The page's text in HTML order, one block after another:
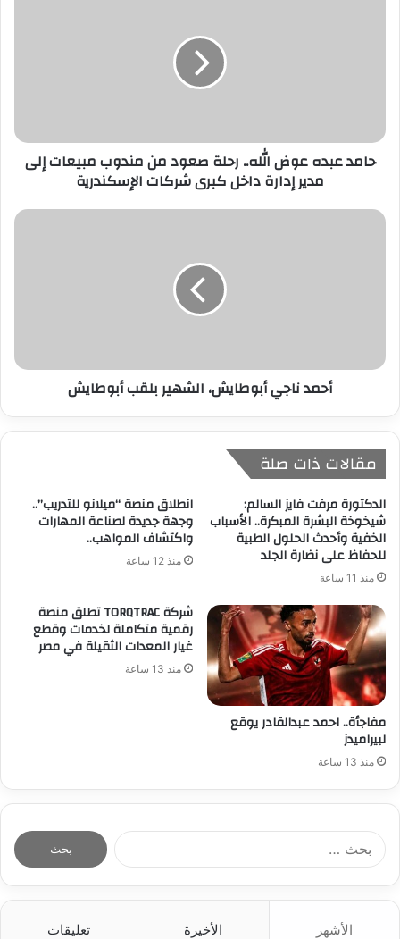
ر
حامد عبده عوض الله.. رحلة صعود من مندوب مبيعات إلى
مدير إدارة داخل كبرى شركات الإسكندرية
أحمد ناجي أبوطايش، الشهير بلقب أبوطايش
مقالات ذات صلة
الدكتورة مرفت فايز السالم:
شيخوخة البشرة المبكرة.. الأسباب
الخفية وأحدث الحلول الطبية
للحفاظ على نضارة الجلد
منذ 11 ساعة
انطلاق منصة “ميلانو للتدريب”..
وجهة جديدة لصناعة المهارات
واكتشاف المواهب..
منذ 12 ساعة
مفاجأة.. احمد عبدالقادر يوقع
لبيراميدز
منذ 13 ساعة
شركة TORQTRAC تطلق منصة
رقمية متكاملة لخدمات وقطع
غيار المعدات الثقيلة في مصر
منذ 13 ساعة
الأشهر الأخيرة تعليقات